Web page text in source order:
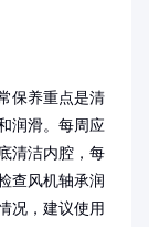
保养重点是清
润滑。每周应
清洁内腔，每
查风机轴承润
况，建议使用